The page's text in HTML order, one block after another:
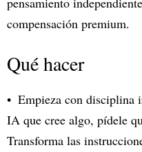
compensación premium.
Qué hacer
Empieza con disciplina
IA que cree algo, pídele
Transforma las